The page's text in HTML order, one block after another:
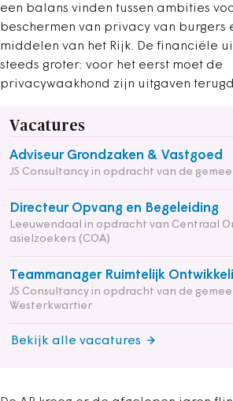
een balans vinden tussen ambities
beschermen van privacy van burgers
middelen van het Rijk. De financiële
steeds groter: voor het eerst moet de
privacywaakhond zijn uitgaven
Vacatures
Adviseur Grondzaken & Vastgoed
JS Consultancy in opdracht van de
Directeur Opvang en Begeleiding
Leeuwendaal in opdracht van Centraal
asielzoekers (COA)
Teammanager Ruimtelijk
JS Consultancy in opdracht van de
Westerkwartier
Bekijk alle vacatures